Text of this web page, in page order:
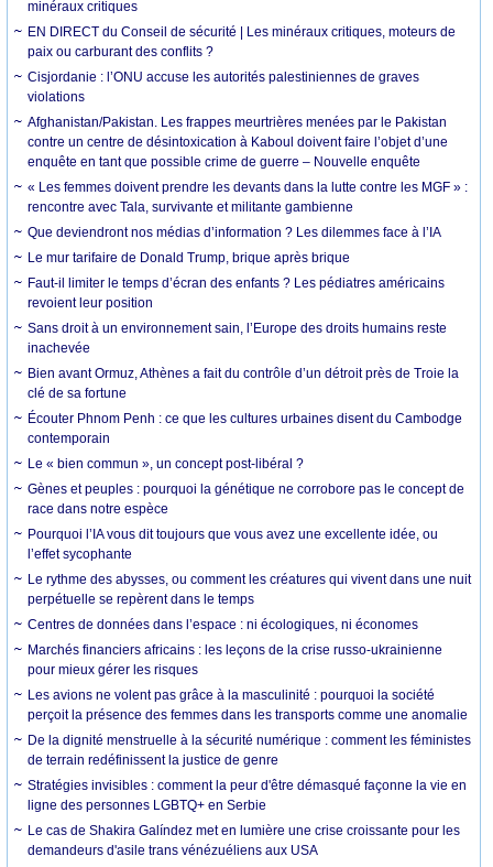
minéraux critiques
EN DIRECT du Conseil de sécurité | Les minéraux critiques, moteurs de
paix ou carburant des conflits ?
Cisjordanie : l’ONU accuse les autorités palestiniennes de graves
violations
Afghanistan/Pakistan. Les frappes meurtrières menées par le Pakistan
contre un centre de désintoxication à Kaboul doivent faire l’objet d’une
enquête en tant que possible crime de guerre – Nouvelle enquête
« Les femmes doivent prendre les devants dans la lutte contre les MGF » :
rencontre avec Tala, survivante et militante gambienne
Que deviendront nos médias d’information ? Les dilemmes face à l’IA
Le mur tarifaire de Donald Trump, brique après brique
Faut-il limiter le temps d’écran des enfants ? Les pédiatres américains
revoient leur position
Sans droit à un environnement sain, l’Europe des droits humains reste
inachevée
Bien avant Ormuz, Athènes a fait du contrôle d’un détroit près de Troie la
clé de sa fortune
Écouter Phnom Penh : ce que les cultures urbaines disent du Cambodge
contemporain
Le « bien commun », un concept post-libéral ?
Gènes et peuples : pourquoi la génétique ne corrobore pas le concept de
race dans notre espèce
Pourquoi l’IA vous dit toujours que vous avez une excellente idée, ou
l’effet sycophante
Le rythme des abysses, ou comment les créatures qui vivent dans une nuit
perpétuelle se repèrent dans le temps
Centres de données dans l’espace : ni écologiques, ni économes
Marchés financiers africains : les leçons de la crise russo-ukrainienne
pour mieux gérer les risques
Les avions ne volent pas grâce à la masculinité : pourquoi la société
perçoit la présence des femmes dans les transports comme une anomalie
De la dignité menstruelle à la sécurité numérique : comment les féministes
de terrain redéfinissent la justice de genre
Stratégies invisibles : comment la peur d'être démasqué façonne la vie en
ligne des personnes LGBTQ+ en Serbie
Le cas de Shakira Galíndez met en lumière une crise croissante pour les
demandeurs d'asile trans vénézuéliens aux USA